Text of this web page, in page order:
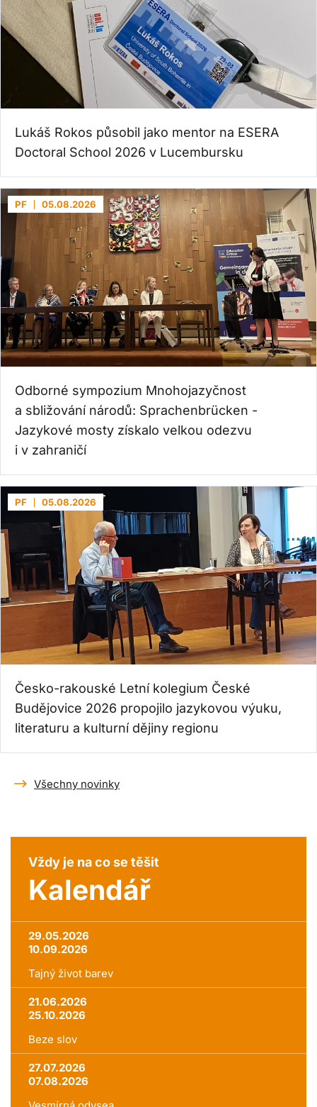
Lukáš Rokos působil jako mentor na ESERA
Doctoral School 2026 v Lucembursku
PF 05.08.2026
Odborné sympozium Mnohojazyčnost
a sbližování národů: Sprachenbrücken -
Jazykové mosty získalo velkou odezvu
i v zahraničí
PF 05.08.2026
Česko-rakouské Letní kolegium České
Budějovice 2026 propojilo jazykovou výuku,
literaturu a kulturní dějiny regionu
Všechny novinky
Vždy je na co se těšit
Kalendář
29.05.2026
10.09.2026
Tajný život barev
21.06.2026
25.10.2026
Beze slov
27.07.2026
07.08.2026